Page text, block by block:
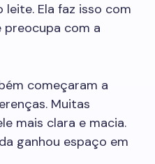
Ela faz isso com
preocupa com a
começaram a
Muitas
mais clara e macia.
ganhou espaço em